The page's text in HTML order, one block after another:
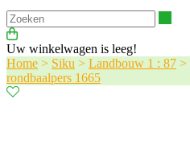
Uw winkelwagen is leeg!
Home > Siku > Landbouw 1 : 87 >
rondbaalpers 1665